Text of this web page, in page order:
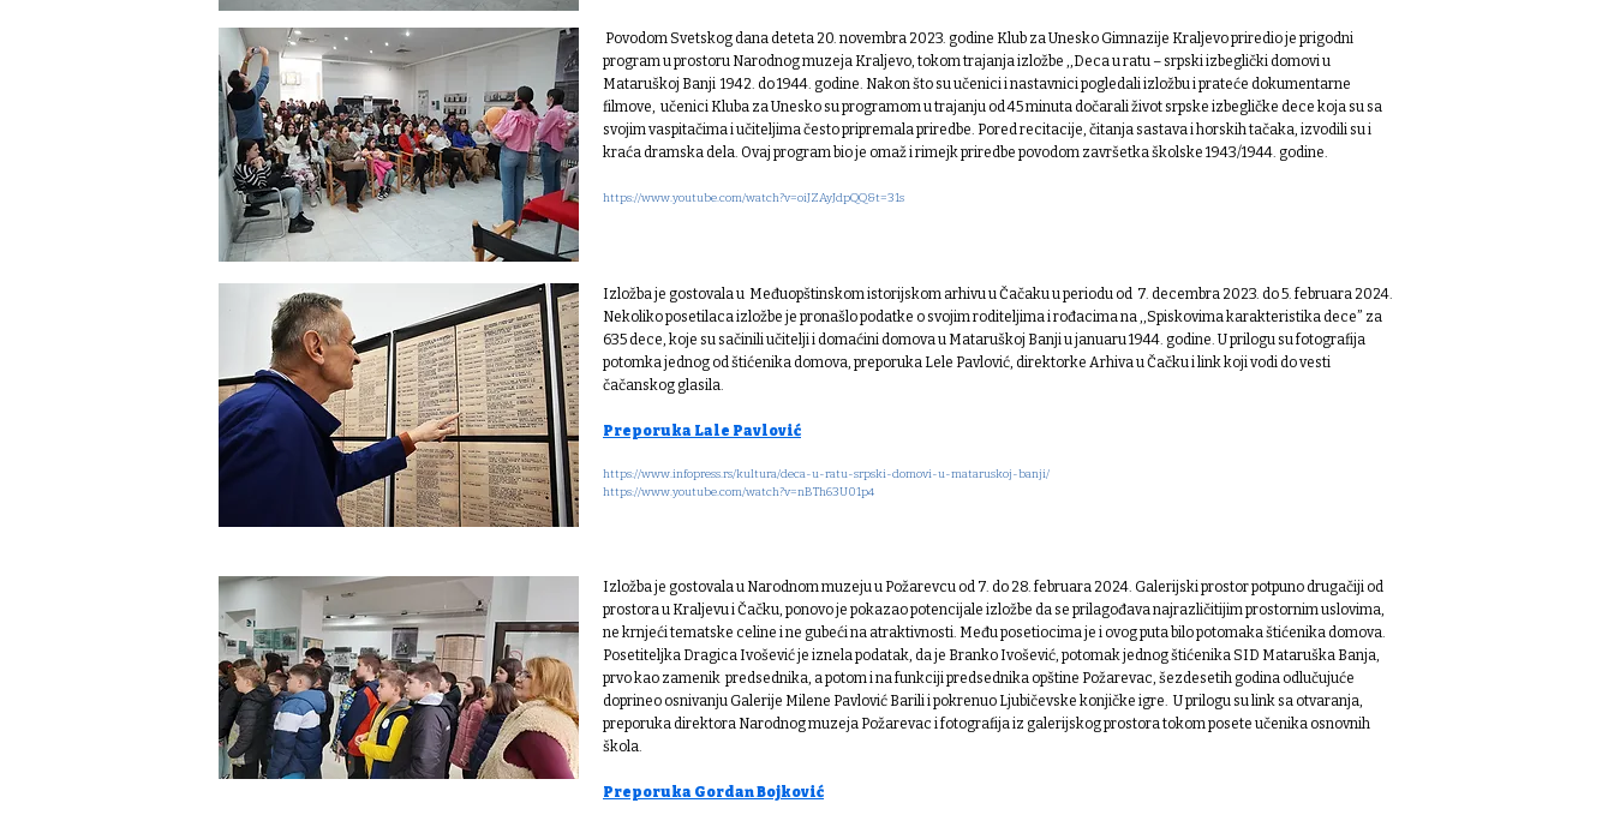
Povodom Svetskog dana deteta 20. novembra 2023. godine Кlub za Unesko Gimnazije Кraljevo priredio je prigodni
program u prostoru Narodnog muzeja Кraljevo, tokom trajanja izložbe ,,Deca u ratu – srpski izbeglički domovi u
Mataruškoj Banji 1942. do 1944. godine. Nakon što su učenici i nastavnici pogledali izložbu i prateće dokumentarne
filmove, učenici Кluba za Unesko su programom u trajanju od 45 minuta dočarali život srpske izbegličke dece koja su sa
svojim vaspitačima i učiteljima često pripremala priredbe. Pored recitacije, čitanja sastava i horskih tačaka, izvodili su i
kraća dramska dela. Ovaj program bio je omaž i rimejk priredbe povodom završetka školske 1943/1944. godine.
https://www.youtube.com/watch?v=oiJZAyJdpQQ&t=31s
Izložba je gostovala u Međuopštinskom istorijskom arhivu u Čačaku u periodu od 7. decembra 2023. do 5. februara 2024.
Nekoliko posetilaca izložbe je pronašlo podatke o svojim roditeljima i rođacima na ,,Spiskovima karakteristika dece” za
635 dece, koje su sačinili učitelji i domaćini domova u Mataruškoj Banji u januaru 1944. godine. U prilogu su fotografija
potomka jednog od štićenika domova, preporuka Lele Pavlović, direktorke Arhiva u Čačku i link koji vodi do vesti
čačanskog glasila.
Preporuka Lale Pavlović
https://www.infopress.rs/kultura/deca-u-ratu-srpski-domovi-u-mataruskoj-banji/
https://www.youtube.com/watch?v=nBTh63U01p4
Izložba je gostovala u Narodnom muzeju u Požarevcu od 7. do 28. februara 2024. Galerijski prostor potpuno drugačiji od
prostora u Kraljevu i Čačku, ponovo je pokazao potencijale izložbe da se prilagođava najrazličitijim prostornim uslovima,
ne krnjeći tematske celine i ne gubeći na atraktivnosti. Među posetiocima je i ovog puta bilo potomaka štićenika domova.
Posetiteljka Dragica Ivošević je iznela podatak, da je Branko Ivošević, potomak jednog štićenika SID Mataruška Banja,
prvo kao zamenik predsednika, a potom i na funkciji predsednika opštine Požarevac, šezdesetih godina odlučujuće
doprineo osnivanju Galerije Milene Pavlović Barili i pokrenuo Ljubičevske konjičke igre. U prilogu su link sa otvaranja,
preporuka direktora Narodnog muzeja Požarevac i fotografija iz galerijskog prostora tokom posete učenika osnovnih
škola.
Preporuka Gordan Bojković